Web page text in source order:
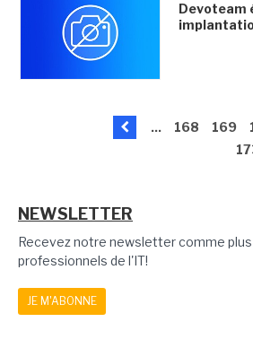
Devoteam
... 168 169
NEWSLETTER
Recevez notre newsletter comme
professionnels de l'IT!
JE M'ABONNE